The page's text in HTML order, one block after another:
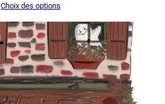
18,00 €
Choix des options